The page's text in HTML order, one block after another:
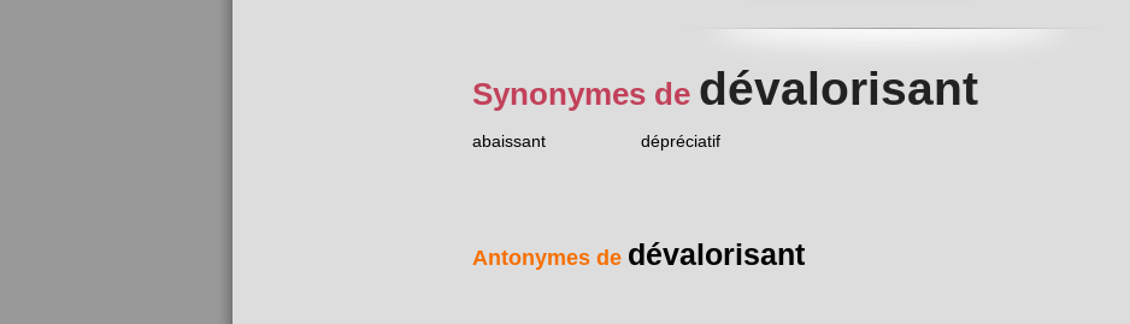
Synonymes de dévalorisant
abaissant dépréciatif
Antonymes de dévalorisant